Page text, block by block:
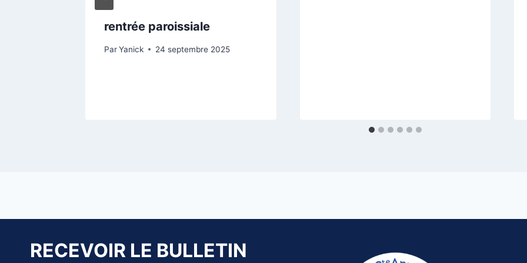
rentrée paroissiale
ParYanick 24 septembre 2025
RECEVOIR LE BULLETIN